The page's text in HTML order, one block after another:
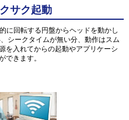
サク起動
に回転する円盤からヘッドを動かし
シークタイムが無い分、動作はスム
を入れてからの起動やアプリケーシ
できます。